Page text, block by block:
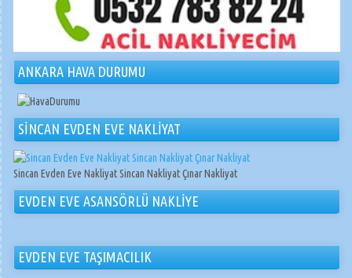
ANKARA HAVA DURUMU
SİNCAN EVDEN EVE NAKLİYAT
Sincan Evden Eve Nakliyat Sincan Nakliyat Çınar Nakliyat
EVDEN EVE ASANSÖRLÜ NAKLİYE
EVDEN EVE TAŞIMACILIK